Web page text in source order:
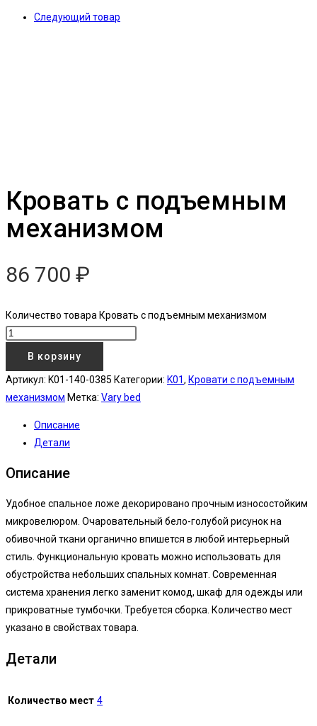
Следующий товар
Кровать с подъемным
механизмом
86 700 ₽
Количество товара Кровать с подъемным механизмом
В корзину
Артикул: K01-140-0385 Категории: K01, Кровати с подъемным
механизмом Метка: Vary bed
Описание
Детали
Описание
Удобное спальное ложе декорировано прочным износостойким
микровелюром. Очаровательный бело-голубой рисунок на
обивочной ткани органично впишется в любой интерьерный
стиль. Функциональную кровать можно использовать для
обустройства небольших спальных комнат. Современная
система хранения легко заменит комод, шкаф для одежды или
прикроватные тумбочки. Требуется сборка. Количество мест
указано в свойствах товара.
Детали
Количество мест 4